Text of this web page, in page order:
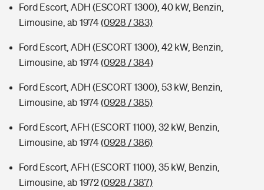
Ford Escort, ADH (ESCORT 1300), 40 kW, Benzin,
Limousine, ab 1974(0928 / 383)
Ford Escort, ADH (ESCORT 1300), 42 kW, Benzin,
Limousine, ab 1974(0928 / 384)
Ford Escort, ADH (ESCORT 1300), 53 kW, Benzin,
Limousine, ab 1974(0928 / 385)
Ford Escort, AFH (ESCORT 1100), 32 kW, Benzin,
Limousine, ab 1974(0928 / 386)
Ford Escort, AFH (ESCORT 1100), 35 kW, Benzin,
Limousine, ab 1972(0928 / 387)